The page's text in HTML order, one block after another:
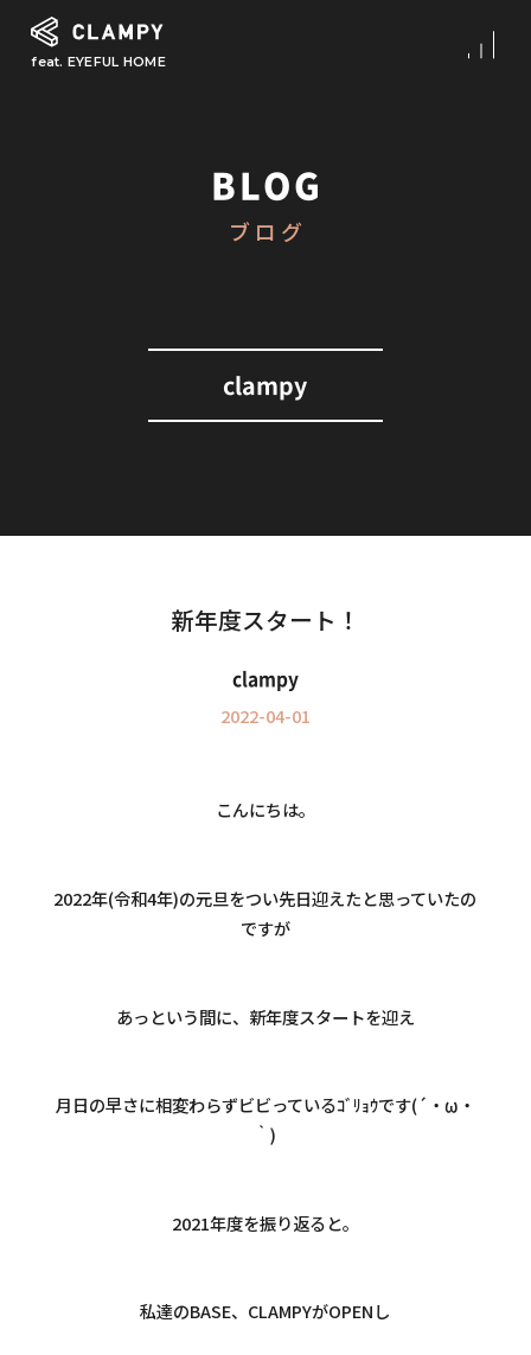
feat. EYEFUL HOME
Our Works
Information
BLOG
ブログ
clampy
新年度スタート！
clampy
2022-04-01
こんにちは。
2022年(令和4年)の元旦をつい先日迎えたと思っていたの
ですが
あっという間に、新年度スタートを迎え
月日の早さに相変わらずビビっているｺﾞﾘｮｳです(´・ω・
｀)
2021年度を振り返ると。
私達のBASE、CLAMPYがOPENし